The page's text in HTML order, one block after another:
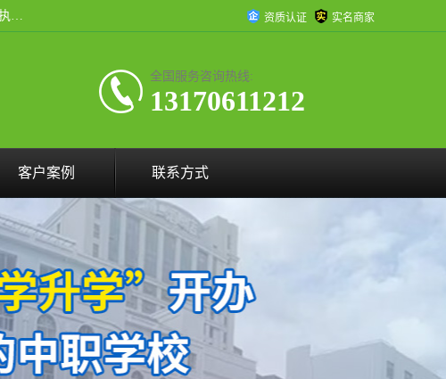
通过医学类院校正规录取从而获取统招全日制大专、本科，学信网可查在校学籍。医学相关专业毕业后可参加执业助理医师与执业医师证书考试（如口腔医学、临床医学、中医学等专业）. 资质认证 实名商家
全国服务咨询热线:
13170611212
客户案例 联系方式